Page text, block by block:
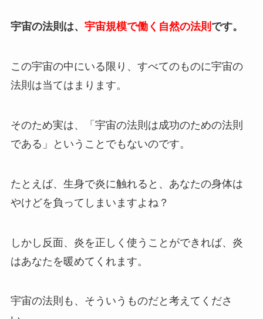
宇宙の法則は、 宇宙規模で働く自然の法則 です。
この宇宙の中にいる限り、すべてのものに宇宙の
法則は当てはまります。
そのため実は、「宇宙の法則は成功のための法則
である」ということでもないのです。
たとえば、生身で炎に触れると、あなたの身体は
やけどを負ってしまいますよね？
しかし反面、炎を正しく使うことができれば、炎
はあなたを暖めてくれます。
宇宙の法則も、そういうものだと考えてくださ